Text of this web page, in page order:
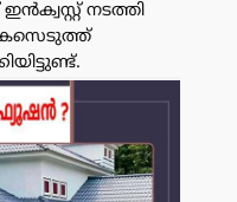
നടത്തി